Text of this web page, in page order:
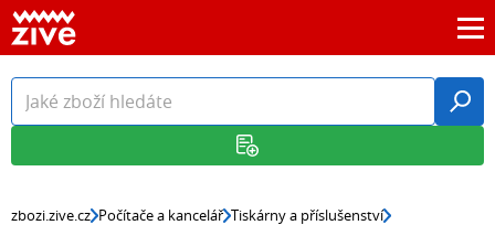
zbozi.zive.cz Počítače a kancelář Tiskárny a příslušenství